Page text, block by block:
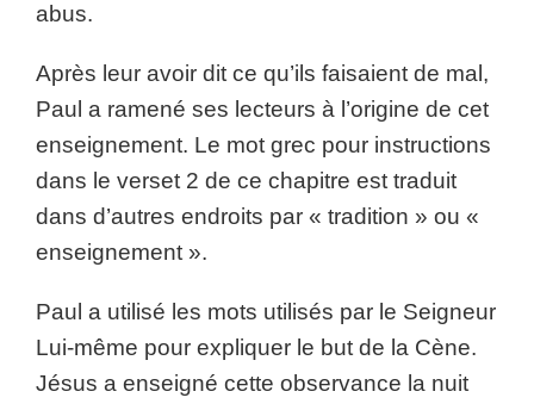
abus.
Après leur avoir dit ce qu’ils faisaient de mal,
Paul a ramené ses lecteurs à l’origine de cet
enseignement. Le mot grec pour instructions
dans le verset 2 de ce chapitre est traduit
dans d’autres endroits par « tradition » ou «
enseignement ».
Paul a utilisé les mots utilisés par le Seigneur
Lui-même pour expliquer le but de la Cène.
Jésus a enseigné cette observance la nuit